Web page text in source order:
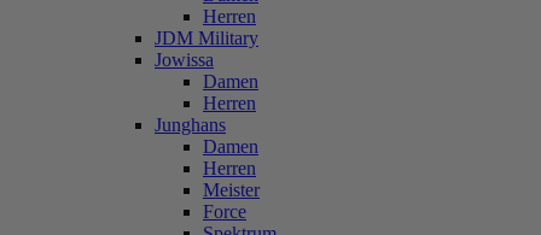
Herren
JDM Military
Jowissa
Damen
Herren
Junghans
Damen
Herren
Meister
Force